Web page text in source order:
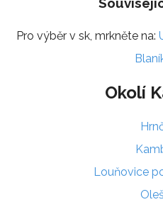
Pro výběr v sk, mrkněte na:
Okolí
Louňovice